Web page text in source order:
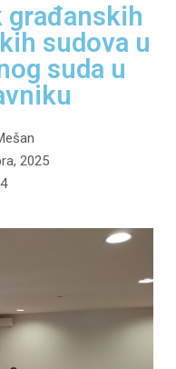
građanskih
sudova u
suda u
2025